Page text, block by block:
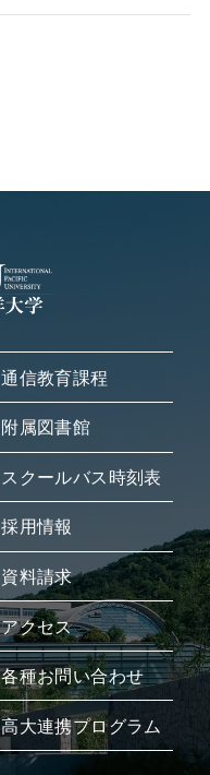
通信教育課程
附属図書館
スクールバス時刻表
採用情報
資料請求
アクセス
各種お問い合わせ
高大連携プログラム